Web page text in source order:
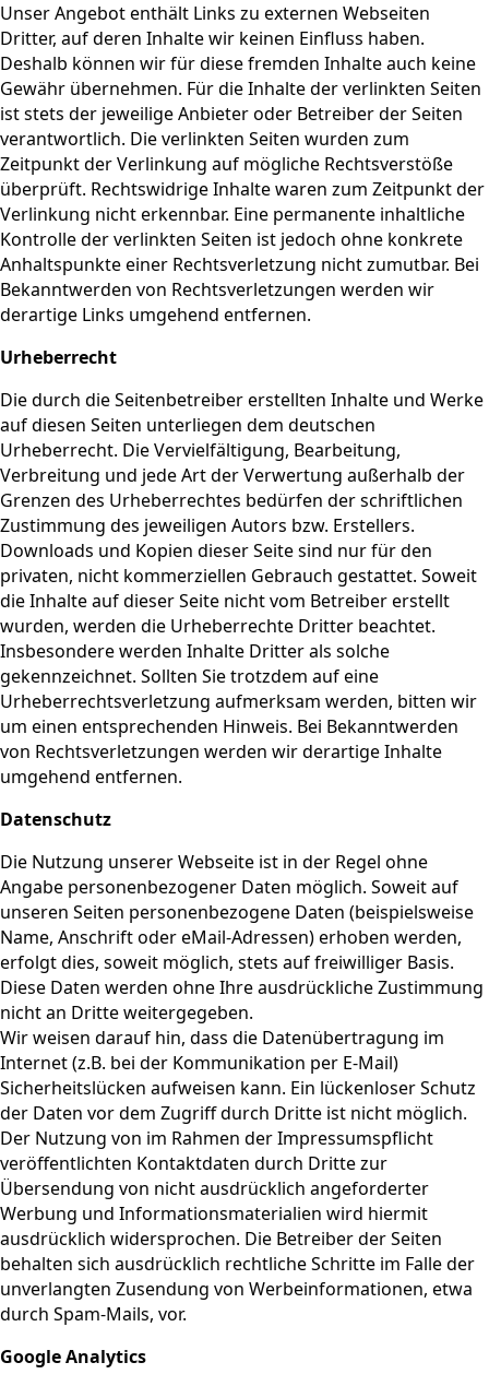
Unser Angebot enthält Links zu externen Webseiten
Dritter, auf deren Inhalte wir keinen Einfluss haben.
Deshalb können wir für diese fremden Inhalte auch keine
Gewähr übernehmen. Für die Inhalte der verlinkten Seiten
ist stets der jeweilige Anbieter oder Betreiber der Seiten
verantwortlich. Die verlinkten Seiten wurden zum
Zeitpunkt der Verlinkung auf mögliche Rechtsverstöße
überprüft. Rechtswidrige Inhalte waren zum Zeitpunkt der
Verlinkung nicht erkennbar. Eine permanente inhaltliche
Kontrolle der verlinkten Seiten ist jedoch ohne konkrete
Anhaltspunkte einer Rechtsverletzung nicht zumutbar. Bei
Bekanntwerden von Rechtsverletzungen werden wir
derartige Links umgehend entfernen.
Urheberrecht
Die durch die Seitenbetreiber erstellten Inhalte und Werke
auf diesen Seiten unterliegen dem deutschen
Urheberrecht. Die Vervielfältigung, Bearbeitung,
Verbreitung und jede Art der Verwertung außerhalb der
Grenzen des Urheberrechtes bedürfen der schriftlichen
Zustimmung des jeweiligen Autors bzw. Erstellers.
Downloads und Kopien dieser Seite sind nur für den
privaten, nicht kommerziellen Gebrauch gestattet. Soweit
die Inhalte auf dieser Seite nicht vom Betreiber erstellt
wurden, werden die Urheberrechte Dritter beachtet.
Insbesondere werden Inhalte Dritter als solche
gekennzeichnet. Sollten Sie trotzdem auf eine
Urheberrechtsverletzung aufmerksam werden, bitten wir
um einen entsprechenden Hinweis. Bei Bekanntwerden
von Rechtsverletzungen werden wir derartige Inhalte
umgehend entfernen.
Datenschutz
Die Nutzung unserer Webseite ist in der Regel ohne
Angabe personenbezogener Daten möglich. Soweit auf
unseren Seiten personenbezogene Daten (beispielsweise
Name, Anschrift oder eMail-Adressen) erhoben werden,
erfolgt dies, soweit möglich, stets auf freiwilliger Basis.
Diese Daten werden ohne Ihre ausdrückliche Zustimmung
nicht an Dritte weitergegeben.
Wir weisen darauf hin, dass die Datenübertragung im
Internet (z.B. bei der Kommunikation per E-Mail)
Sicherheitslücken aufweisen kann. Ein lückenloser Schutz
der Daten vor dem Zugriff durch Dritte ist nicht möglich.
Der Nutzung von im Rahmen der Impressumspflicht
veröffentlichten Kontaktdaten durch Dritte zur
Übersendung von nicht ausdrücklich angeforderter
Werbung und Informationsmaterialien wird hiermit
ausdrücklich widersprochen. Die Betreiber der Seiten
behalten sich ausdrücklich rechtliche Schritte im Falle der
unverlangten Zusendung von Werbeinformationen, etwa
durch Spam-Mails, vor.
Google Analytics